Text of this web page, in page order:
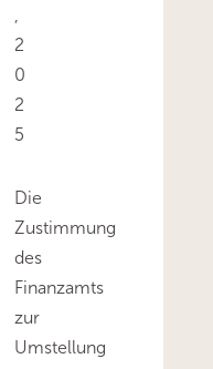
,
2
0
2
5
Die
Zustimmung
des
Finanzamts
zur
Umstellung